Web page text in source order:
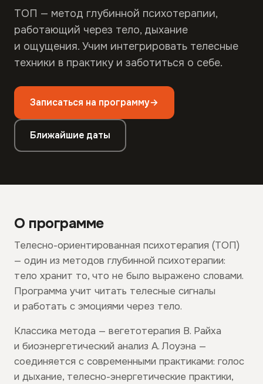
ТОП — метод глубинной психотерапии,
работающий через тело, дыхание
и ощущения. Учим интегрировать телесные
техники в практику и заботиться о себе.
Записаться на программу→
Ближайшие даты
О программе
Телесно-ориентированная психотерапия (ТОП)
— один из методов глубинной психотерапии:
тело хранит то, что не было выражено словами.
Программа учит читать телесные сигналы
и работать с эмоциями через тело.
Классика метода — вегетотерапия В. Райха
и биоэнергетический анализ А. Лоуэна —
соединяется с современными практиками: голос
и дыхание, телесно-энергетические практики,